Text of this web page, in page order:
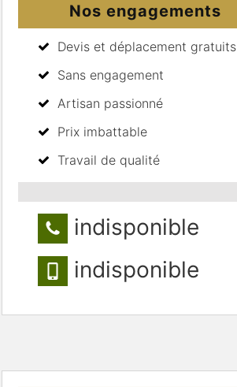
Nos engagements
Devis et déplacement gratuits
Sans engagement
Artisan passionné
Prix imbattable
Travail de qualité
indisponible
indisponible